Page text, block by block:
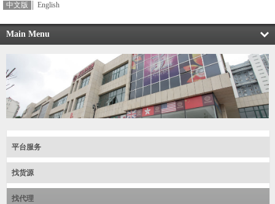
中文版 English
Main Menu
平台服务
找货源
找代理